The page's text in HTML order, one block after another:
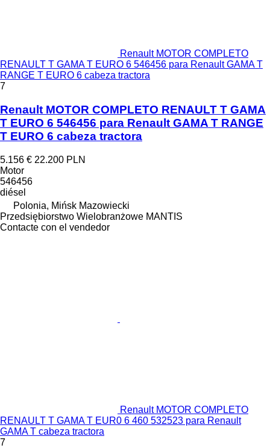
Renault MOTOR COMPLETO
RENAULT T GAMA T EURO 6 546456 para Renault GAMA T
RANGE T EURO 6 cabeza tractora
7
Renault MOTOR COMPLETO RENAULT T GAMA
T EURO 6 546456 para Renault GAMA T RANGE
T EURO 6 cabeza tractora
5.156 € 22.200 PLN
Motor
546456
diésel
Polonia, Mińsk Mazowiecki
Przedsiębiorstwo Wielobranżowe MANTIS
Contacte con el vendedor
Renault MOTOR COMPLETO
RENAULT T GAMA T EUR0 6 460 532523 para Renault
GAMA T cabeza tractora
7